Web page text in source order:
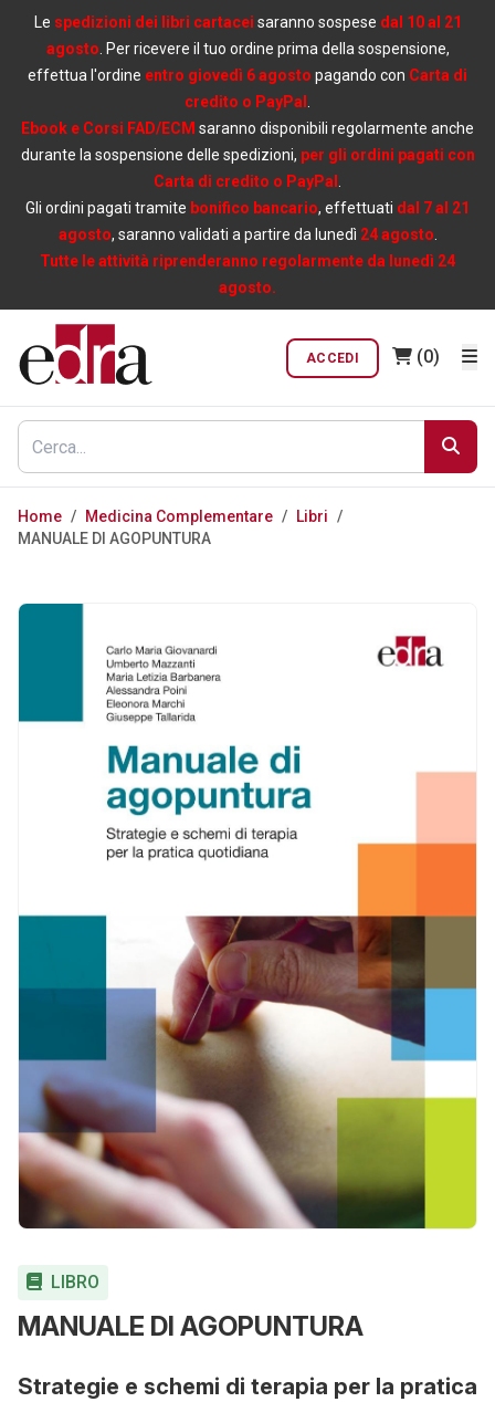
Le spedizioni dei libri cartacei saranno sospese dal 10 al 21
agosto . Per ricevere il tuo ordine prima della sospensione,
effettua l'ordine entro giovedì 6 agosto pagando con Carta di
credito o PayPal
Ebook e Corsi FAD/ECM saranno disponibili regolarmente anche
durante la sospensione delle spedizioni, per gli ordini pagati con
Carta di credito o PayPal
Gli ordini pagati tramite bonifico bancario, effettuati dal 7 al 21
agosto, saranno validati a partire da lunedì 24 agosto
Tutte le attività riprenderanno regolarmente da lunedì 24
agosto.
ACCEDI (0)
Home / Medicina Complementare / Libri /
MANUALE DI AGOPUNTURA
LIBRO
MANUALE DI AGOPUNTURA
Strategie e schemi di terapia per la pratica